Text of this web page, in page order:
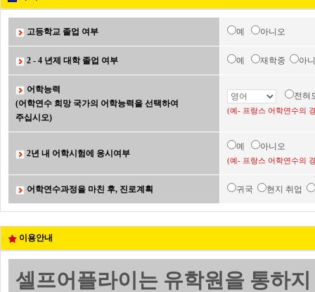
고등학교 졸업 여부 예 아니오
2 - 4 년제 대학 졸업 여부 예 재학중 아
어학능력
(어학연수 희망 국가의 어학능력을 선택하여
주십시오)
전
(예- 프랑스 어학연수의
2년 내 어학시험에 응시여부
예 아니오
(예- 프랑스 어학연수의
어학연수과정을 마친 후, 진로계획 귀국 현지 취업
이용안내
셀프어플라이는 유학원을 통하